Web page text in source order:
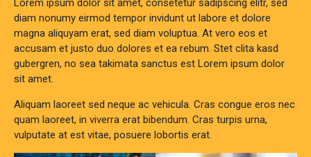
diam nonumy eirmod tempor invidunt ut labore et dolore
magna aliquyam erat, sed diam voluptua. At vero eos et
accusam et justo duo dolores et ea rebum. Stet clita kasd
gubergren, no sea takimata sanctus est Lorem ipsum dolor
sit amet.
Aliquam laoreet sed neque ac vehicula. Cras congue eros nec
quam laoreet, in viverra erat bibendum. Cras turpis urna,
vulputate at est vitae, posuere lobortis erat.